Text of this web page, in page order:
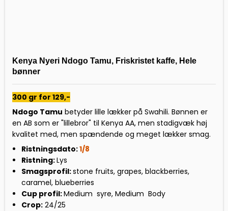
Kenya Nyeri Ndogo Tamu, Friskristet kaffe, Hele
bønner
300 gr for 129,-
Ndogo Tamu betyder lille lækker på Swahili. Bønnen er
en AB som er "lillebror" til Kenya AA, men stadigvæk høj
kvalitet med, men spændende og meget lækker smag.
Ristningsdato:1/8
Ristning:Lys
Smagsprofil:stone fruits, grapes, blackberries,
caramel, blueberries
Cup profil:Medium syre, Medium Body
Crop:24/25